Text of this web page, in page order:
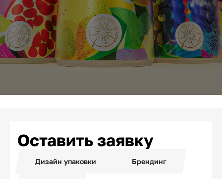
Оставить заявку
Дизайн упаковки Брендинг